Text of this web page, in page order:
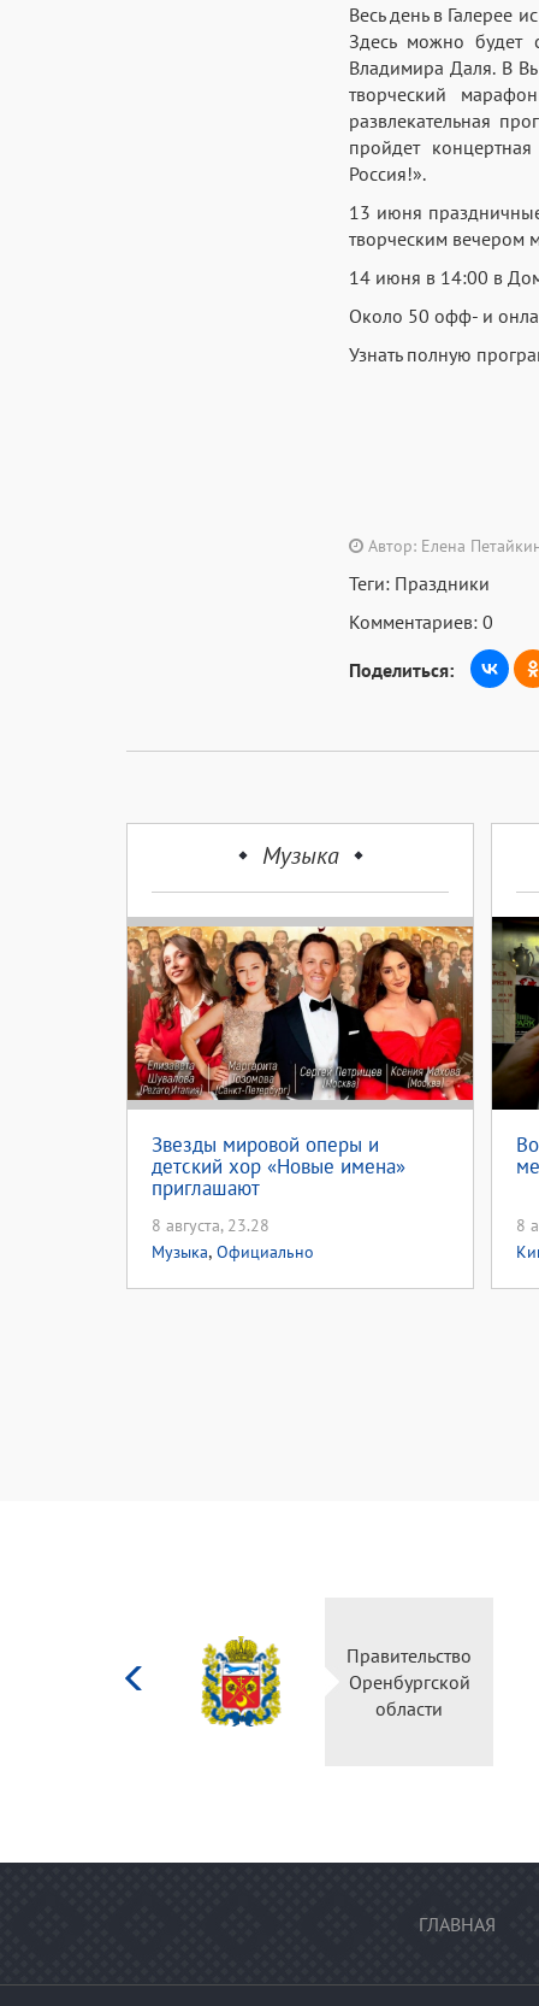
Весь день в Галерее
Здесь можно будет
Владимира Даля. В
творческий
развлекательная
пройдет
Россия!».
13 июня
творческим вечером
14 июня в 14:00 в
Около 50 офф- и
Узнать полную
Автор: Елена
Теги: Праздники
Комментариев: 0
Поделиться:
Музыка
Звезды мировой оперы и
детский хор «Новые имена»
приглашают
8 августа, 23.28
Музыка, Официально
8
Правительство
Оренбургской
области
ГЛАВНАЯ